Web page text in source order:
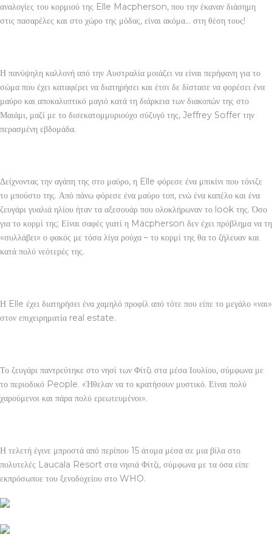
αναλογίες του κορμιού της Elle Macpherson, που την έκαναν διάσημη
στις πασαρέλες και στο χώρο της μόδας, είναι ακόμα… στη θέση τους!
Η πανύψηλη καλλονή από την Αυστραλία μοιάζει να είναι περήφανη για το
σώμα που έχει καταφέρει να διατηρήσει και έτσι δε δίστασε να φορέσει ένα
μαύρο και αποκαλυπτικό μαγιό κατά τη διάρκεια των διακοπών της στο
Μαιάμι, μαζί με το δισεκατομμυριούχο σύζυγό της, Jeffrey Soffer την
περασμένη εβδομάδα.
Δείχνοντας την αγάπη της στο μαύρο, η Elle φόρεσε ένα μπικίνι που τόνιζε
το μπούστο της. Από πάνω φόρεσε ένα μαύρο τοπ, ενώ ένα καπέλο και ένα
ζευγάρι γυαλιά ηλίου ήταν τα αξεσουάρ που ολοκλήρωναν το look της. Όσο
για το κορμί της; Είναι σαφές γιατί η Macpherson δεν έχει πρόβλημα να τη
«συλλάβει» ο φακός με τόσα λίγα ρούχα – το κορμί της θα το ζήλευαν και
κατά πολύ νεότερές της.
Η Elle έχει διατηρήσει ένα χαμηλό προφίλ από τότε που είπε το μεγάλο «ναι»
στον επιχειρηματία real estate.
Το ζευγάρι παντρεύτηκε στο νησί των Φίτζι στα μέσα Ιουλίου, σύμφωνα με
το περιοδικό People. «Ήθελαν να το κρατήσουν μυστικό. Είναι πολύ
χαρούμενοι και πάρα πολύ ερεωτευμένοι».
Η τελετή έγινε μπροστά από περίπου 15 άτομα μέσα σε μια βίλα στο
πολυτελές Laucala Resort στα νησιά Φίτζι, σύμφωνα με τα όσα είπε
εκπρόσωποε του ξενοδοχείου στο WHO.